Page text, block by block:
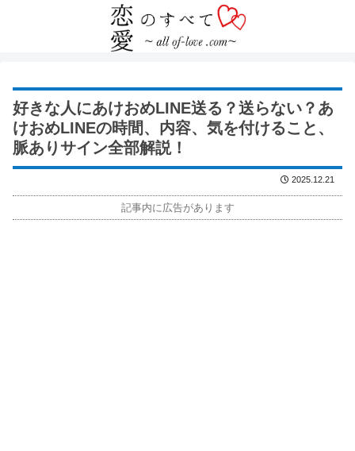
好きな人にあけおめLINE送る？送らない？あ
けおめLINEの時間、内容、気を付けること、
脈ありサイン全部解説！
2025.12.21
記事内に広告があります